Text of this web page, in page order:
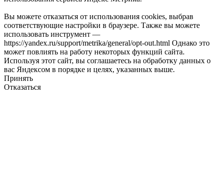
Вы можете отказаться от использования cookies, выбрав
соответствующие настройки в браузере. Также вы можете
использовать инструмент —
https://yandex.ru/support/metrika/general/opt-out.html Однако это
может повлиять на работу некоторых функций сайта.
Используя этот сайт, вы соглашаетесь на обработку данных о
вас Яндексом в порядке и целях, указанных выше.
Принять
Отказаться